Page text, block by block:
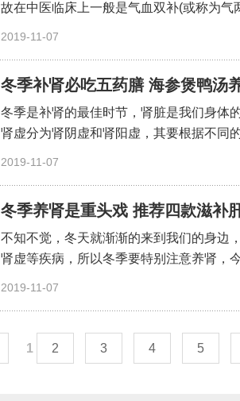
故在中医临床上一般是气血双补(或称为
2019-11-07
冬季补肾必吃五药膳 海参煲鸭汤
冬季是补肾的最佳时节，肾脏是我们身体
肾虚分为肾阴虚和肾阳虚，其要根据不同
2019-11-07
冬季养肾是重头戏 推荐四款滋补
不知不觉，冬天就渐渐的来到我们的身边
肾虚等疾病，所以冬季要特别注意养肾，
2019-11-07
1 2 3 4 5